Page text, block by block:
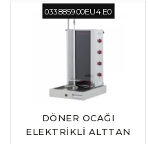
033.8859.00EU4.E0
DÖNER OCAĞI
ELEKTRİKLİ ALTTAN